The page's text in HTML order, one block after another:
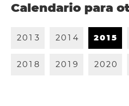
Calendario para
20 1 3 20 1 4 201 5
20 1 8 20 1 9 2020